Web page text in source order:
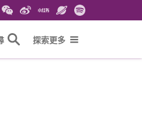
探索更多